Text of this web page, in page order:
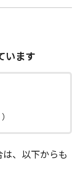
います
、以下からも